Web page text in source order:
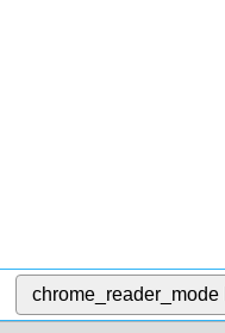
chrome_reader_mode